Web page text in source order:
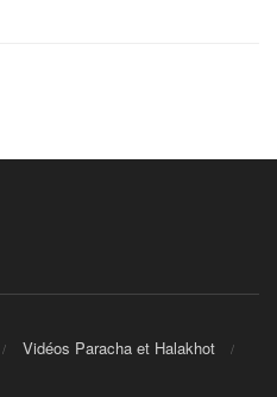
Vidéos Paracha et Halakhot